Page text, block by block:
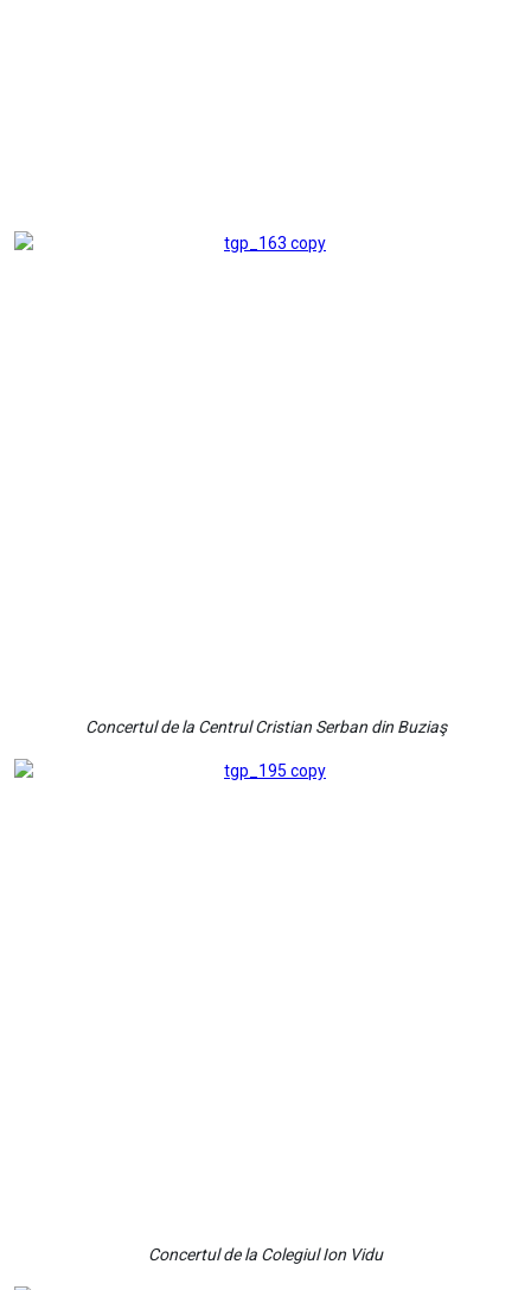
Concertul de la Centrul Cristian Serban din Buziaş
Concertul de la Colegiul Ion Vidu